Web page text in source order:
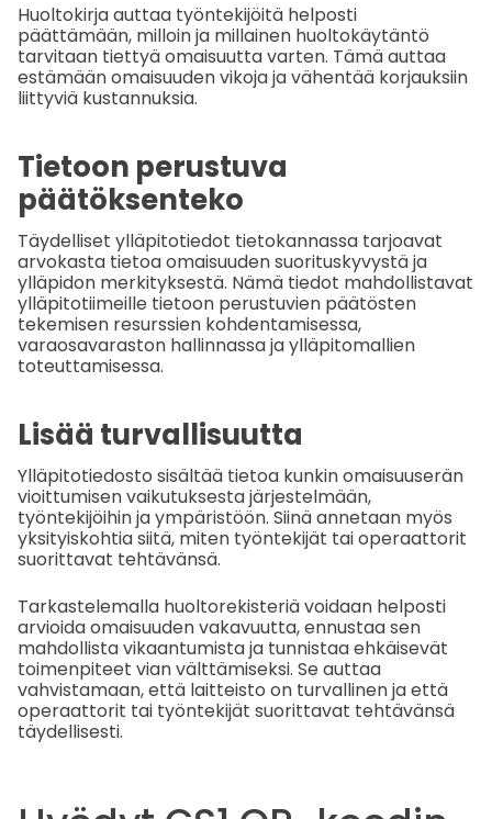
Huoltokirja auttaa työntekijöitä helposti
päättämään, milloin ja millainen huoltokäytäntö
tarvitaan tiettyä omaisuutta varten. Tämä auttaa
estämään omaisuuden vikoja ja vähentää korjauksiin
liittyviä kustannuksia.
Tietoon perustuva
päätöksenteko
Täydelliset ylläpitotiedot tietokannassa tarjoavat
arvokasta tietoa omaisuuden suorituskyvystä ja
ylläpidon merkityksestä. Nämä tiedot mahdollistavat
ylläpitotiimeille tietoon perustuvien päätösten
tekemisen resurssien kohdentamisessa,
varaosavaraston hallinnassa ja ylläpitomallien
toteuttamisessa.
Lisää turvallisuutta
Ylläpitotiedosto sisältää tietoa kunkin omaisuuserän
vioittumisen vaikutuksesta järjestelmään,
työntekijöihin ja ympäristöön. Siinä annetaan myös
yksityiskohtia siitä, miten työntekijät tai operaattorit
suorittavat tehtävänsä.
Tarkastelemalla huoltorekisteriä voidaan helposti
arvioida omaisuuden vakavuutta, ennustaa sen
mahdollista vikaantumista ja tunnistaa ehkäisevät
toimenpiteet vian välttämiseksi. Se auttaa
vahvistamaan, että laitteisto on turvallinen ja että
operaattorit tai työntekijät suorittavat tehtävänsä
täydellisesti.